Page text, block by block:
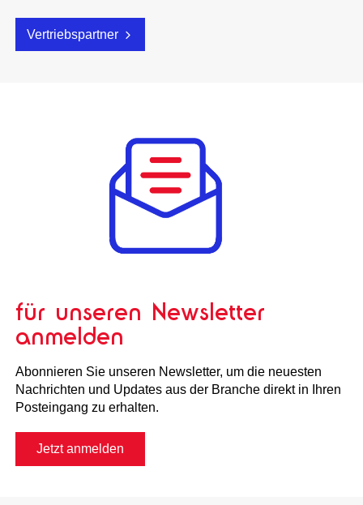
Vertriebspartner
für unseren Newsletter
anmelden
Abonnieren Sie unseren Newsletter, um die neuesten
Nachrichten und Updates aus der Branche direkt in Ihren
Posteingang zu erhalten.
Jetzt anmelden